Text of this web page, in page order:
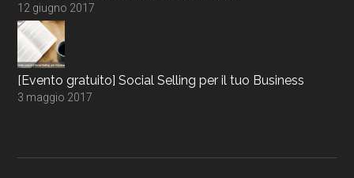
12 giugno 2017
[Evento gratuito] Social Selling per il tuo Business
3 maggio 2017